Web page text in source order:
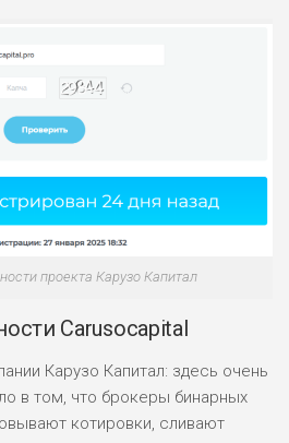
ПОДОЙДЕТ
ВСЕМ
0
проекта Карузо Капитал
Carusocapital
Карузо Капитал: здесь очень
в том, что брокеры бинарных
котировки, сливают